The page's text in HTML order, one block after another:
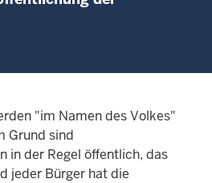
"im Namen des Volkes"
Grund sind
in der Regel öffentlich, das
jeder Bürger hat die